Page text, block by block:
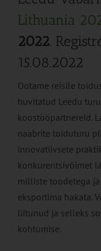
Lithuania
2022.
15.08.2022
Ootame reisile
huvitatud Leedu
koostööpartnereid.
naabrite toiduturu
innovatiivsete
konkurentsivõimet
milliste toodetega
eksportima hakata.
liitunud ja selleks
kohtumise.